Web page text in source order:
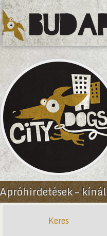
Apróhirdetések – kínál
Keres